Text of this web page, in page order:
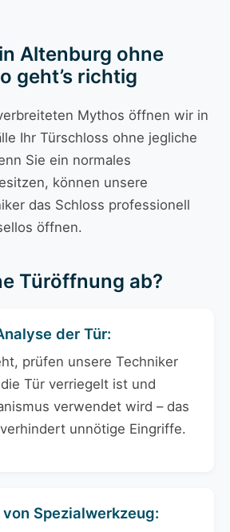
Altenburg ohne
geht’s richtig
Mythos öffnen wir in
Ihr Türschloss ohne jegliche
Sie ein normales
können unsere
das Schloss professionell
öffnen.
Türöffnung ab?
der Tür:
prüfen unsere Techniker
Tür verriegelt ist und
verwendet wird – das
unnötige Eingriffe.
von Spezialwerkzeug: